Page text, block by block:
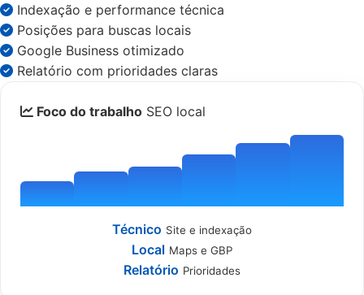
Indexação e performance técnica
Posições para buscas locais
Google Business otimizado
Relatório com prioridades claras
Foco do trabalho SEO local
Técnico Site e indexação
Local Maps e GBP
Relatório Prioridades